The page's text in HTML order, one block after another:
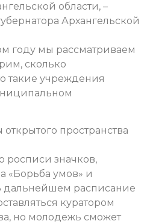
области, –
Архангельской
году мы рассматриваем
сколько
такие учреждения
пространства
росписи значков,
«Борьба умов» и
дальнейшем расписание
куратором
но молодежь сможет